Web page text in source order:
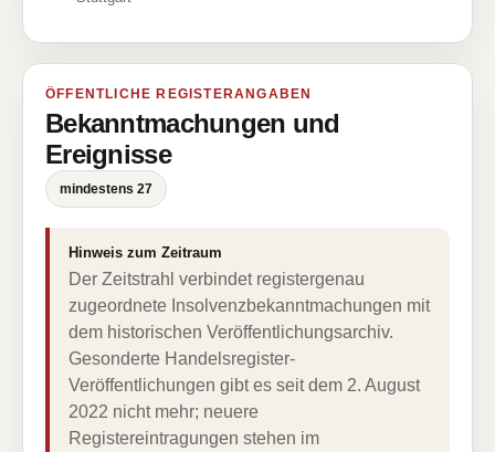
ÖFFENTLICHE REGISTERANGABEN
Bekanntmachungen und
Ereignisse
mindestens 27
Hinweis zum Zeitraum
Der Zeitstrahl verbindet registergenau
zugeordnete Insolvenzbekanntmachungen mit
dem historischen Veröffentlichungsarchiv.
Gesonderte Handelsregister-
Veröffentlichungen gibt es seit dem 2. August
2022 nicht mehr; neuere
Registereintragungen stehen im